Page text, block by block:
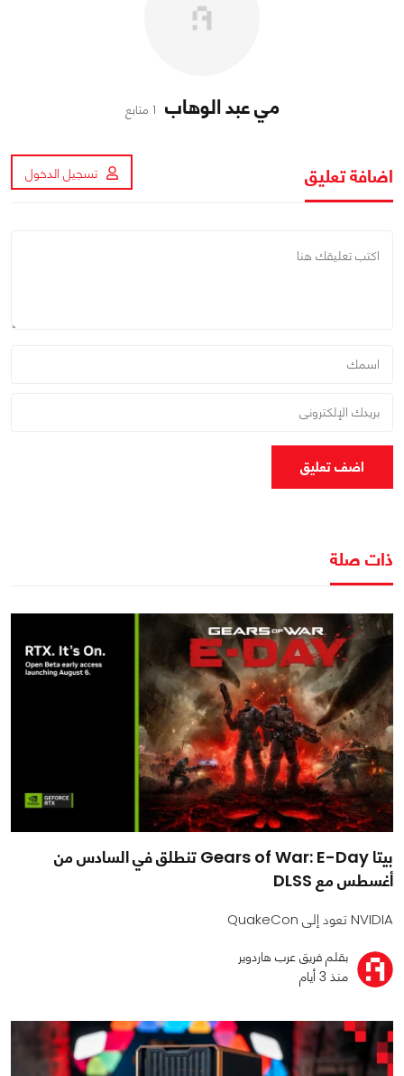
مي عبد الوهاب 1 متابع
اضافة تعليق تسجيل الدخول
اضف تعليق
ذات صلة
بيتا Gears of War: E-Day تنطلق في السادس من
أغسطس مع DLSS
NVIDIA تعود إلى QuakeCon
بقلم فريق عرب هاردوير
منذ 3 أيام